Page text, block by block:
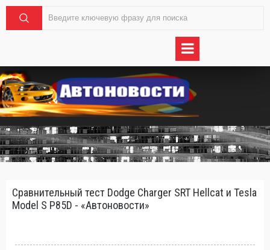
Сравнительный тест Dodge Charger SRT Hellcat и Tesla
Model S P85D - «Автоновости»